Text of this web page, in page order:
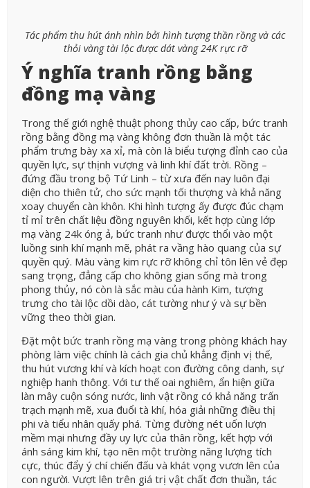
Tác phẩm thu hút ánh nhìn bởi hình tượng thần rồng và các
thỏi vàng tài lộc được dát vàng 24K rực rỡ
Ý nghĩa tranh rồng bằng
đồng mạ vàng
Trong thế giới nghệ thuật phong thủy cao cấp, bức tranh
rồng bằng đồng mạ vàng không đơn thuần là một tác
phẩm trưng bày xa xỉ, mà còn là biểu tượng đỉnh cao của
quyền lực, sự thịnh vượng và linh khí đất trời. Rồng –
đứng đầu trong bộ Tứ Linh – từ xưa đến nay luôn đại
diện cho thiên tử, cho sức mạnh tối thượng và khả năng
xoay chuyển càn khôn. Khi hình tượng ấy được đúc chạm
tỉ mỉ trên chất liệu đồng nguyên khối, kết hợp cùng lớp
mạ vàng 24k óng ả, bức tranh như được thổi vào một
luồng sinh khí mạnh mẽ, phát ra vầng hào quang của sự
quyền quý. Màu vàng kim rực rỡ không chỉ tôn lên vẻ đẹp
sang trọng, đẳng cấp cho không gian sống mà trong
phong thủy, nó còn là sắc màu của hành Kim, tượng
trưng cho tài lộc dồi dào, cát tường như ý và sự bền
vững theo thời gian.
Đặt một bức tranh rồng mạ vàng trong phòng khách hay
phòng làm việc chính là cách gia chủ khẳng định vị thế,
thu hút vương khí và kích hoạt con đường công danh, sự
nghiệp hanh thông. Với tư thế oai nghiêm, ẩn hiện giữa
làn mây cuộn sóng nước, linh vật rồng có khả năng trấn
trạch mạnh mẽ, xua đuổi tà khí, hóa giải những điều thị
phi và tiểu nhân quấy phá. Từng đường nét uốn lượn
mềm mại nhưng đầy uy lực của thân rồng, kết hợp với
ánh sáng kim khí, tạo nên một trường năng lượng tích
cực, thúc đẩy ý chí chiến đấu và khát vọng vươn lên của
con người. Vượt lên trên giá trị vật chất đơn thuần, tác